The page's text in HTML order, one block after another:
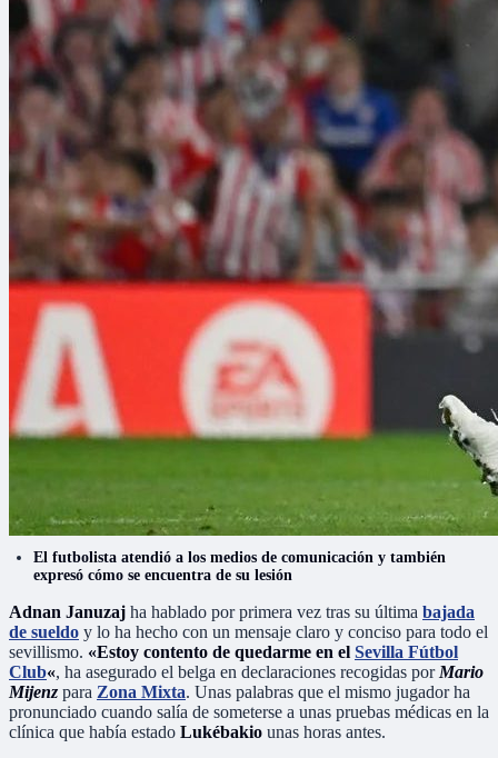
El futbolista atendió a los medios de comunicación y también
expresó cómo se encuentra de su lesión
Adnan Januzaj ha hablado por primera vez tras su última bajada
de sueldo y lo ha hecho con un mensaje claro y conciso para todo el
sevillismo. «Estoy contento de quedarme en el Sevilla Fútbol
Club«, ha asegurado el belga en declaraciones recogidas por Mario
Mijenz para Zona Mixta. Unas palabras que el mismo jugador ha
pronunciado cuando salía de someterse a unas pruebas médicas en la
clínica que había estado Lukébakio unas horas antes.